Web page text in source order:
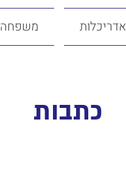
אדריכלות משפחה
כתבות